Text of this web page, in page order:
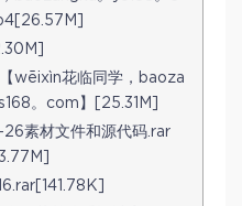
wēixìn花临同学，baoza
。com】[25.31M]
26素材文件和源代码.rar